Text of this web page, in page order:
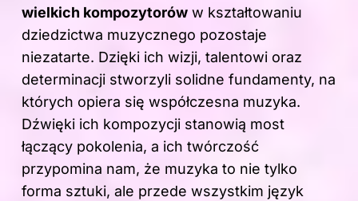
wielkich kompozytorów w kształtowaniu
dziedzictwa muzycznego pozostaje
niezatarte. Dzięki ich wizji, talentowi oraz
determinacji stworzyli solidne fundamenty, na
których opiera się współczesna muzyka.
Dźwięki ich kompozycji stanowią most
łączący pokolenia, a ich twórczość
przypomina nam, że muzyka to nie tylko
forma sztuki, ale przede wszystkim język